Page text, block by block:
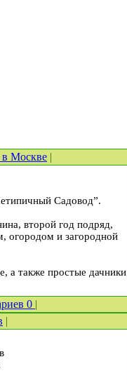
Москве |
Садовод”.
второй год подряд,
огородом и загородной
а также простые дачники
0 |
|